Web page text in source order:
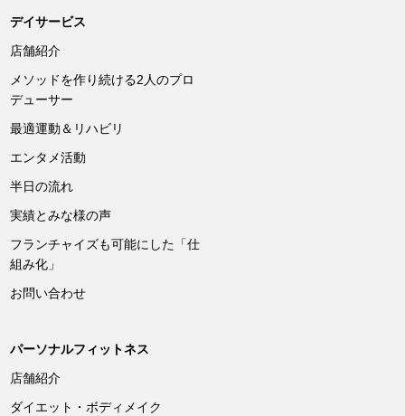
デイサービス
店舗紹介
メソッドを作り続ける2人のプロ
デューサー
最適運動＆リハビリ
エンタメ活動
半日の流れ
実績とみな様の声
フランチャイズも可能にした「仕
組み化」
お問い合わせ
パーソナルフィットネス
店舗紹介
ダイエット・ボディメイク